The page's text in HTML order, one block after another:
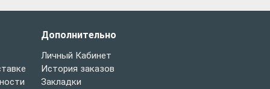
Дополнительно
Личный Кабинет
История заказов
Закладки